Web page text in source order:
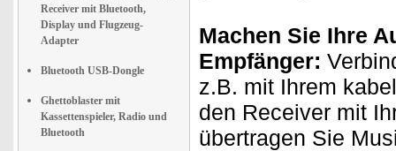
Receiver mit Bluetooth,
Display und Flugzeug-
Adapter
Bluetooth USB-Dongle
Ghettoblaster mit
Kassettenspieler, Radio und
Bluetooth
Machen Sie Ihre
Empfänger:
z.B. mit Ihrem
den Receiver mit
übertragen Sie